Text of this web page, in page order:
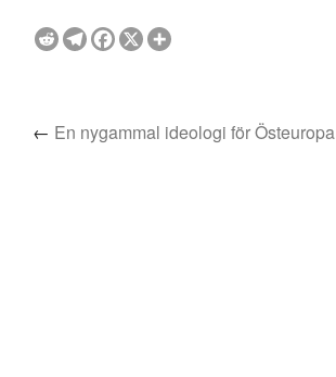
← En nygammal ideologi för Östeuropa